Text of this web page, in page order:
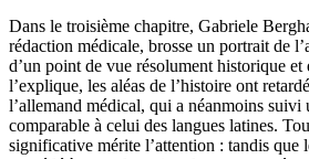
Dans le troisième chapitre, Gabriele
rédaction médicale, brosse un portrait de
d’un point de vue résolument historique
l’explique, les aléas de l’histoire ont
l’allemand médical, qui a néanmoins suivi
comparable à celui des langues latines.
significative mérite l’attention : tandis que